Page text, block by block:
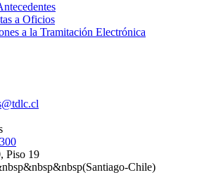
a Oficios
a la Tramitación Electrónica
Piso 19
Chile)